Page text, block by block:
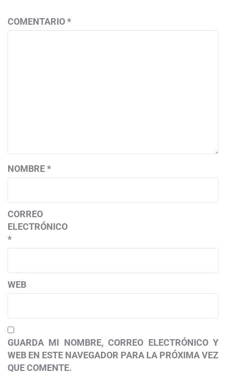
COMENTARIO*
NOMBRE*
CORREO
ELECTRÓNICO
*
WEB
GUARDA MI NOMBRE, CORREO ELECTRÓNICO Y
WEB EN ESTE NAVEGADOR PARA LA PRÓXIMA VEZ
QUE COMENTE.